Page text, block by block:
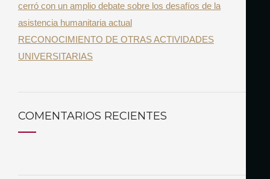
cerró con un amplio debate sobre los desafíos de la
asistencia humanitaria actual
RECONOCIMIENTO DE OTRAS ACTIVIDADES
UNIVERSITARIAS
COMENTARIOS RECIENTES